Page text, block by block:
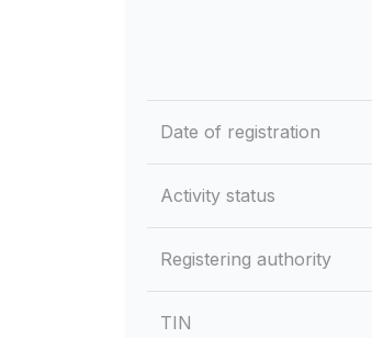
Date of registration
Activity status
Registering authority
TIN